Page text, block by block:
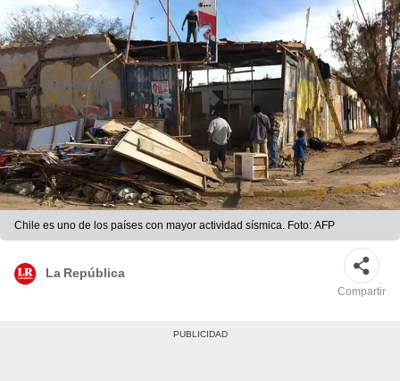
Chile es uno de los países con mayor actividad sísmica. Foto: AFP
La República
Compartir